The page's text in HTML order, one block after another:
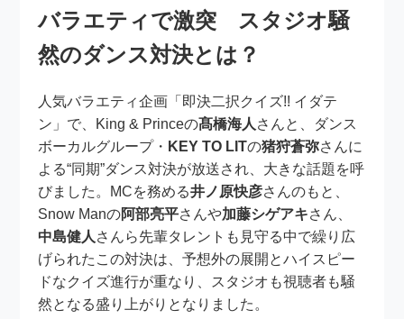
バラエティで激突 スタジオ騒
然のダンス対決とは？
人気バラエティ企画「即決二択クイズ!! イダテ
ン」で、King & Princeの髙橋海人 さんと、ダンス
ボーカルグループ・ KEY TO LITの猪狩蒼弥さんに
よる“同期”ダンス対決が放送され、大きな話題を呼
びました。MCを務める井ノ原快彦さんのもと、
Snow Manの阿部亮平さんや加藤シゲアキさん、
中島健人 さんら先輩タレントも見守る中で繰り広
げられたこの対決は、予想外の展開とハイスピー
ドなクイズ進行が重なり、スタジオも視聴者も騒
然となる盛り上がりとなりました。